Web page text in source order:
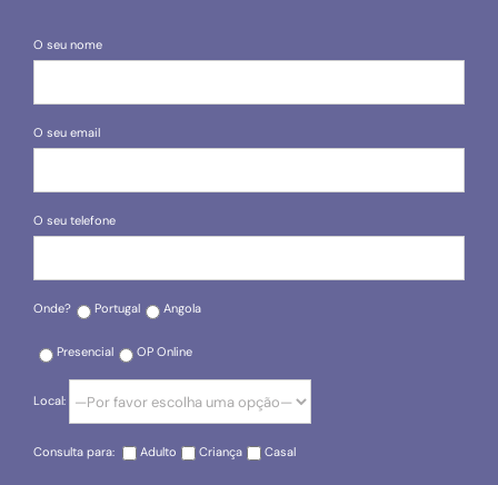
O seu nome
O seu email
O seu telefone
Onde? Portugal Angola
Presencial OP Online
Local:
Consulta para: Adulto Criança Casal